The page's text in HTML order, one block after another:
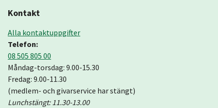
Kontakt
Alla kontaktuppgifter
Telefon:
08 505 805 00
Måndag-torsdag: 9.00-15.30
Fredag: 9.00-11.30
(medlem- och givarservice har stängt)
Lunchstängt: 11.30-13.00